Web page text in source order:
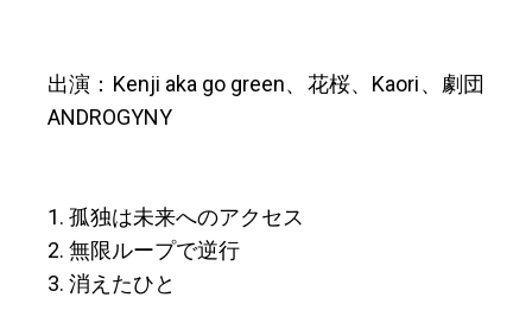
出演：Kenji aka go green、花桜、Kaori、劇団
ANDROGYNY
1. 孤独は未来へのアクセス
2. 無限ループで逆行
3. 消えたひと